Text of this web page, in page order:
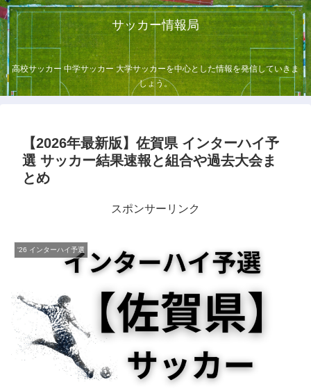
サッカー情報局
高校サッカー 中学サッカー 大学サッカーを中心とした情報を発信していきま
しょう。
【2026年最新版】佐賀県 インターハイ予
選 サッカー結果速報と組合や過去大会ま
とめ
スポンサーリンク
'26 インターハイ予選